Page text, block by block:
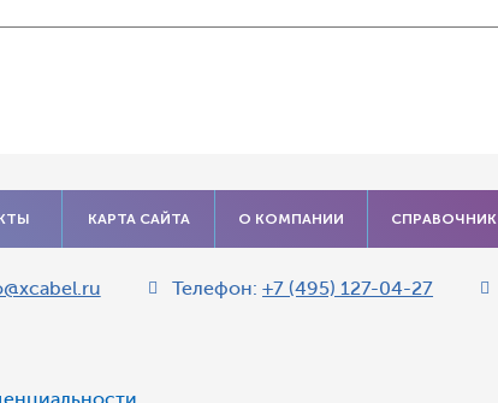
КАРТА САЙТА О КОМПАНИИ СПРАВОЧНИК
Телефон:+7 (495) 127-04-27